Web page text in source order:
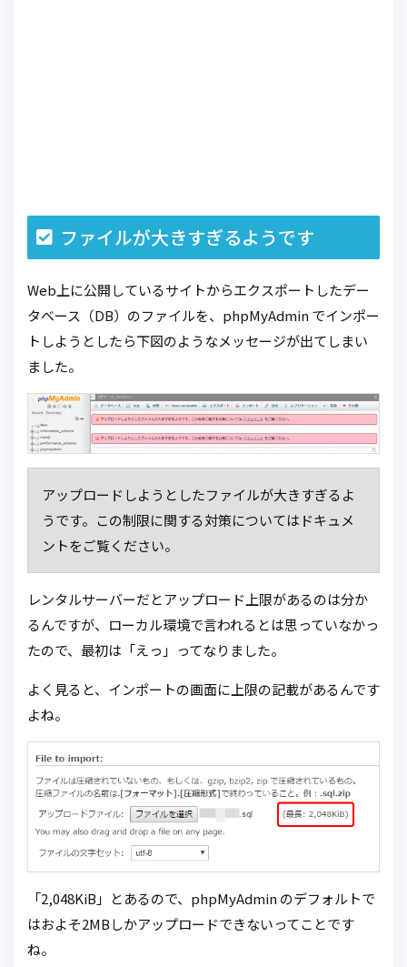
ファイルが大きすぎるようです
Web上に公開しているサイトからエクスポートしたデー
タベース（DB）のファイルを、phpMyAdmin でインポー
トしようとしたら下図のようなメッセージが出てしまい
ました。
アップロードしようとしたファイルが大きすぎるよ
うです。この制限に関する対策についてはドキュメ
ントをご覧ください。
レンタルサーバーだとアップロード上限があるのは分か
るんですが、ローカル環境で言われるとは思っていなかっ
たので、最初は「えっ」ってなりました。
よく見ると、インポートの画面に上限の記載があるんです
よね。
「2,048KiB」とあるので、phpMyAdmin のデフォルトで
はおよそ2MBしかアップロードできないってことです
ね。